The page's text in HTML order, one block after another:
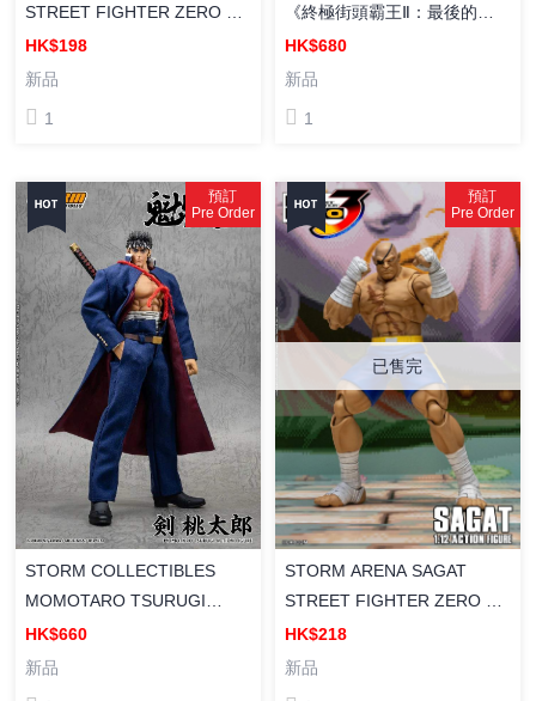
STREET FIGHTER ZERO 3
街頭霸王 1/12 丹 塗裝成品
HK$198
新品
1
《終極街頭霸王Ⅱ：最後的挑
戰者》T.HAWK 塗裝成品
HK$680
新品
1
預訂
Pre Order
STORM COLLECTIBLES
MOMOTARO TSURUGI
SAKIGAKE!!
OHTOKOJUKU《魁!!男塾》
HK$660
新品
預訂
Pre Order
已售完
STORM ARENA SAGAT
STREET FIGHTER ZERO 3
《街頭霸王ZERO3》SAGAT
維克托·沙加特 塗裝成品可動
HK$218
新品